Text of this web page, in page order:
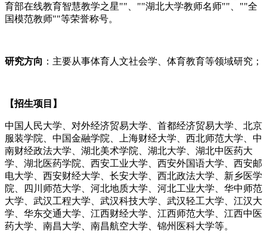
育部在线教育智慧教学之星""、""湖北大学教师名师""、""全
国模范教师""等荣誉称号。
研究方向 ：主要从事体育人文社会学、体育教育等领域研究；
【招生项目】
中国人民大学、对外经济贸易大学、首都经济贸易大学、北京
服装学院、中国金融学院、上海财经大学、西北师范大学、中
南财经政法大学、湖北美术学院、湖北大学、湖北中医药大
学、湖北医药学院、西安工业大学、西安外国语大学、西安邮
电大学、西安财经大学、长安大学、西北政法大学、新乡医学
院、四川师范大学、河北地质大学、河北工业大学、华中师范
大学、武汉工程大学、武汉科技大学、武汉轻工大学、江汉大
学、华东交通大学、江西财经大学、江西师范大学、江西中医
药大学、南昌大学、南昌航空大学、锦州医科大学等。